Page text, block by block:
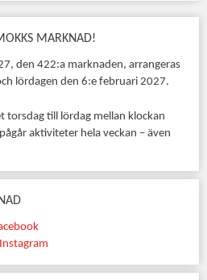
MARKNAD!
den 422:a marknaden, arrangeras
lördagen den 6:e februari 2027.
torsdag till lördag mellan klockan
aktiviteter hela veckan – även